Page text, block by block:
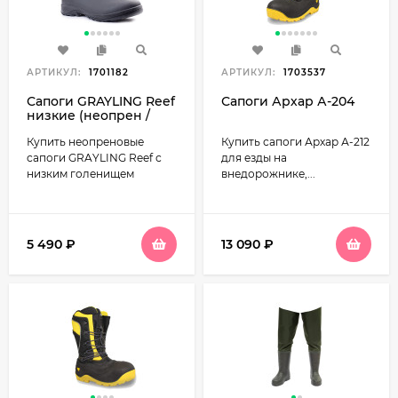
АРТИКУЛ: 1701182
Сапоги GRAYLING Reef
низкие (неопрен /
Купить неопреновые
сапоги GRAYLING Reef с
низким голенищем
5 490 ₽
АРТИКУЛ: 1703537
Сапоги Архар А-204
Купить сапоги Архар А-212
для езды на
внедорожнике,...
13 090 ₽